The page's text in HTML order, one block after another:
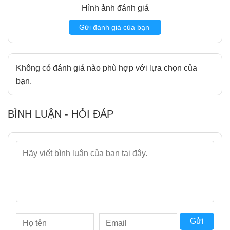
Pin rời – Linh hoạt và tiện lợi
Chổi lăn chính kép – Tăng hiệu quả làm sạch
Kết luận – Redroad V17, lựa chọn xứng đáng cho mọi
gia đình
Hình ảnh đánh giá
Gửi đánh giá của bạn
Không có đánh giá nào phù hợp với lựa chọn của
bạn.
BÌNH LUẬN - HỎI ĐÁP
Gửi